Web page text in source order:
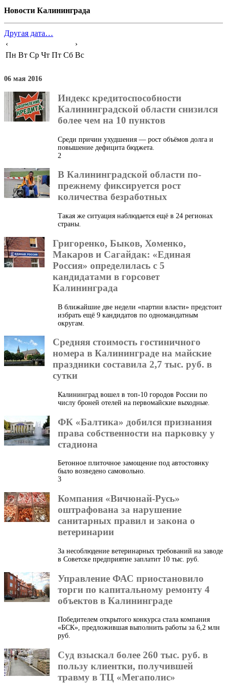
Новости Калининграда
Другая дата…
‹
›
Пн Вт Ср Чт Пт Сб Вс
06 мая 2016
Индекс кредитоспособности
Калининградской области снизился
более чем на 10 пунктов
Среди причин ухудшения — рост объёмов долга и
повышение дефицита бюджета.
2
В Калининградской области по-
прежнему фиксируется рост
количества безработных
Такая же ситуация наблюдается ещё в 24 регионах
страны.
Григоренко, Быков, Хоменко,
Макаров и Сагайдак: «Единая
Россия» определилась с 5
кандидатами в горсовет
Калининграда
В ближайшие две недели «партии власти» предстоит
избрать ещё 9 кандидатов по одномандатным
округам.
Средняя стоимость гостиничного
номера в Калининграде на майские
праздники составила 2,7 тыс. руб. в
сутки
Калининград вошел в топ-10 городов России по
числу броней отелей на первомайские выходные.
ФК «Балтика» добился признания
права собственности на парковку у
стадиона
Бетонное плиточное замощение под автостоянку
было возведено самовольно.
3
Компания «Вичюнай-Русь»
оштрафована за нарушение
санитарных правил и закона о
ветеринарии
За несоблюдение ветеринарных требований на заводе
в Советске предприятие заплатит 10 тыс. руб.
Управление ФАС приостановило
торги по капитальному ремонту 4
объектов в Калининграде
Победителем открытого конкурса стала компания
«БСК», предложившая выполнить работы за 6,2 млн
руб.
Суд взыскал более 260 тыс. руб. в
пользу клиентки, получившей
травму в ТЦ «Мегаполис»